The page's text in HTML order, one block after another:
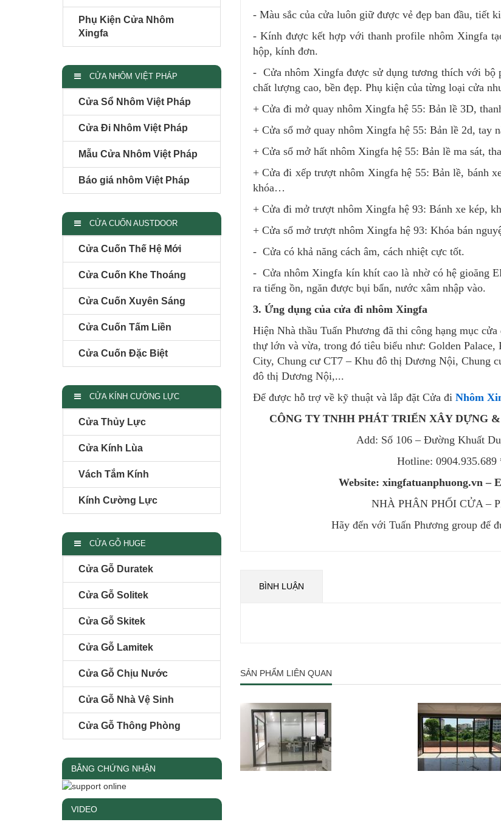
Phụ Kiện Cửa Nhôm
Xingfa
CỬA NHÔM VIỆT PHÁP
Cửa Sổ Nhôm Việt Pháp
Cửa Đi Nhôm Việt Pháp
Mẫu Cửa Nhôm Việt Pháp
Báo giá nhôm Việt Pháp
CỬA CUỐN AUSTDOOR
Cửa Cuốn Thế Hệ Mới
Cửa Cuốn Khe Thoáng
Cửa Cuốn Xuyên Sáng
Cửa Cuốn Tấm Liền
Cửa Cuốn Đặc Biệt
CỬA KÍNH CƯỜNG LỰC
Cửa Thủy Lực
Cửa Kính Lùa
Vách Tắm Kính
Kính Cường Lực
CỬA GỖ HUGE
Cửa Gỗ Duratek
Cửa Gỗ Solitek
Cửa Gỗ Skitek
Cửa Gỗ Lamitek
Cửa Gỗ Chịu Nước
Cửa Gỗ Nhà Vệ Sinh
Cửa Gỗ Thông Phòng
BẰNG CHỨNG NHẬN
VIDEO
- Màu sắc của cửa luôn giữ được vẻ đẹp ban đầu, tiết
- Kính được kết hợp với thanh profile nhôm Xingfa
hộp, kính đơn.
- Cửa nhôm Xingfa được sử dụng tương thích với bộ
chất lượng cao, bền đẹp. Phụ kiện của từng loại cửa
+ Cửa đi mở quay nhôm Xingfa hệ 55: Bản lề 3D,
+ Cửa sổ mở quay nhôm Xingfa hệ 55: Bản lề 2d, tay
+ Cửa sổ mở hất nhôm Xingfa hệ 55: Bản lề ma sát,
+ Cửa đi xếp trượt nhôm Xingfa hệ 55: Bản lề, bánh
khóa…
+ Cửa đi mở trượt nhôm Xingfa hệ 93: Bánh xe kép,
+ Cửa sổ mở trượt nhôm Xingfa hệ 93: Khóa bán
- Cửa có khả năng cách âm, cách nhiệt cực tốt.
- Cửa nhôm Xingfa kín khít cao là nhờ có hệ gioăng
ra tiếng ồn, ngăn được bụi bẩn, nước xâm nhập vào.
3. Ứng dụng của cửa đi nhôm Xingfa
Hiện Nhà thầu Tuấn Phương đã thi công hạng mục
thự lớn và vừa, trong đó tiêu biểu như: Golden Palace,
City, Chung cư CT7 – Khu đô thị Dương Nội, Chung
đô thị Dương Nội,...
Để được hỗ trợ về kỹ thuật và lắp đặt Cửa đi Nhôm
CÔNG TY TNHH PHÁT TRIỂN XÂY DỰNG
Add: Số 106 – Đường Khuất
Hotline:
Website: xingfatuanphuong.vn –
NHÀ PHÂN PHỐI CỬA –
Hãy đến với Tuấn Phương group để
BÌNH LUẬN
SẢN PHẨM LIÊN QUAN